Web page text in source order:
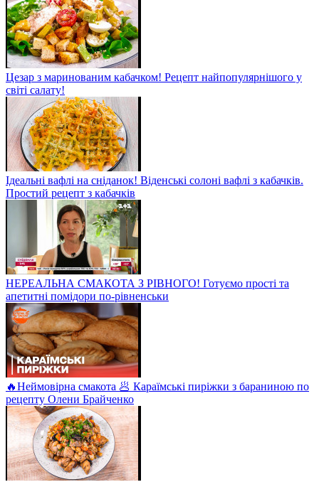
Цезар з маринованим кабачком! Рецепт найпопулярнішого у
світі салату!
Ідеальні вафлі на сніданок! Віденські солоні вафлі з кабачків.
Простий рецепт з кабачків
НЕРЕАЛЬНА СМАКОТА З РІВНОГО! Готуємо прості та
апетитні помідори по-рівненськи
🔥Неймовірна смакота 🥟 Караїмські пиріжки з бараниною по
рецепту Олени Брайченко